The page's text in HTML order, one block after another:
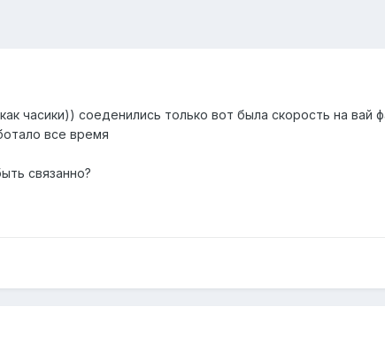
часики)) соеденились только вот была скорость на вай
все время
связанно?